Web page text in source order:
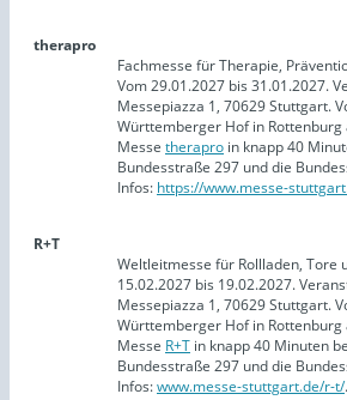
therapro
Fachmesse für Therapie,
Vom 29.01.2027 bis 31.01.2027.
Messepiazza 1, 70629 Stuttgart.
Württemberger Hof in Rottenburg
Messe therapro in knapp 40
Bundesstraße 297 und die
Infos: https://www.messe-
R+T
Weltleitmesse für Rollladen, Tore
15.02.2027 bis 19.02.2027.
Messepiazza 1, 70629 Stuttgart.
Württemberger Hof in Rottenburg
Messe R+T in knapp 40 Minuten
Bundesstraße 297 und die
Infos:www.messe-stuttgart.de/r-t/.